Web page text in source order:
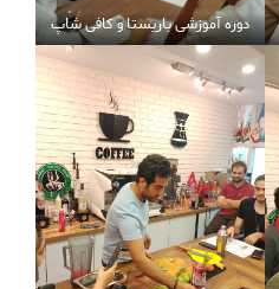
دوره آموزشی باریستا و کافی شاپ